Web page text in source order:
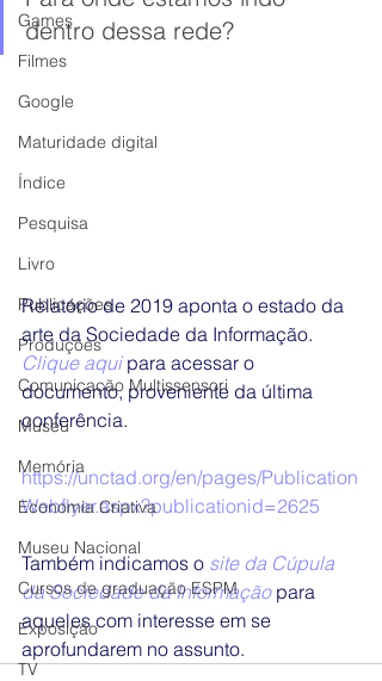
Games
Filmes
Google
Maturidade digital
Índice
Pesquisa
Livro
Publicações
Produções
Comunicação Multissensori
Museu
Memória
Economia Criativa
Museu Nacional
Cursos de graduação ESPM
Exposição
TV
dentro dessa rede?
Relatório de 2019 aponta o estado da
arte da Sociedade da Informação.
Clique aqui para acessar o
documento, proveniente da última
conferência.
https://unctad.org/en/pages/Publication
Webflyer.aspx?publicationid=2625
Também indicamos o site da Cúpula
da Sociedade da Informação para
aqueles com interesse em se
aprofundarem no assunto.